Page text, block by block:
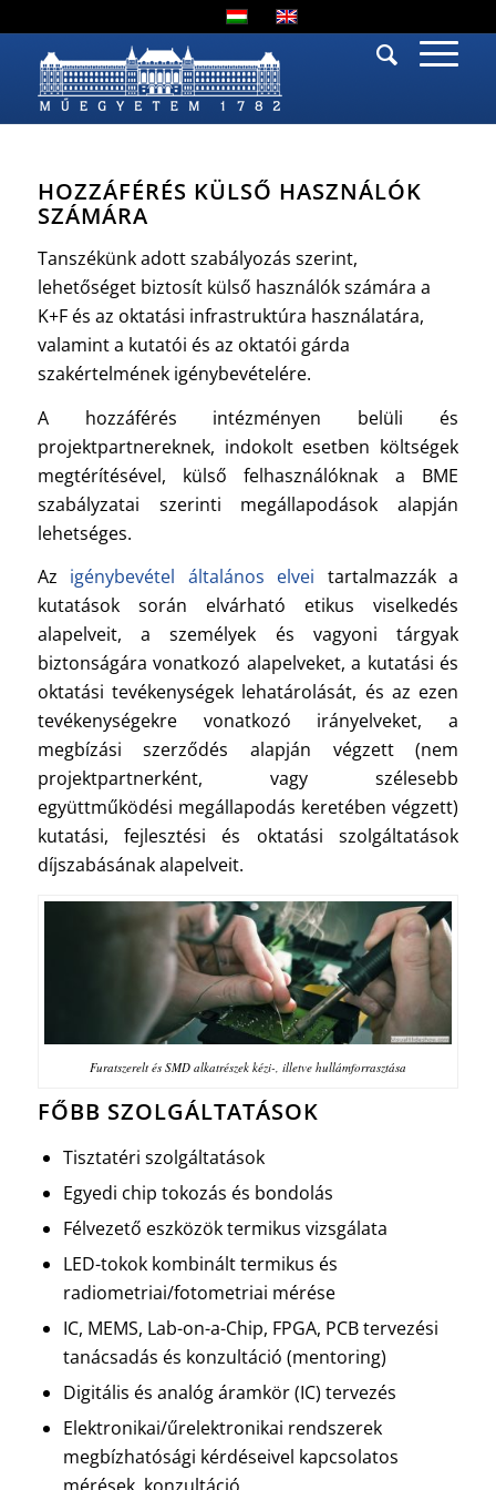
HOZZÁFÉRÉS KÜLSŐ HASZNÁLÓK
SZÁMÁRA
Tanszékünk adott szabályozás szerint,
lehetőséget biztosít külső használók számára a
K+F és az oktatási infrastruktúra használatára,
valamint a kutatói és az oktatói gárda
szakértelmének igénybevételére.
A hozzáférés intézményen belüli és
projektpartnereknek, indokolt esetben költségek
megtérítésével, külső felhasználóknak a BME
szabályzatai szerinti megállapodások alapján
lehetséges.
Az igénybevétel általános elvei tartalmazzák a
kutatások során elvárható etikus viselkedés
alapelveit, a személyek és vagyoni tárgyak
biztonságára vonatkozó alapelveket, a kutatási és
oktatási tevékenységek lehatárolását, és az ezen
tevékenységekre vonatkozó irányelveket, a
megbízási szerződés alapján végzett (nem
projektpartnerként, vagy szélesebb
együttműködési megállapodás keretében végzett)
kutatási, fejlesztési és oktatási szolgáltatások
díjszabásának alapelveit.
Furatszerelt és SMD alkatrészek kézi-, illetve hullámforrasztása
FŐBB SZOLGÁLTATÁSOK
Tisztatéri szolgáltatások
Egyedi chip tokozás és bondolás
Félvezető eszközök termikus vizsgálata
LED-tokok kombinált termikus és
radiometriai/fotometriai mérése
IC, MEMS, Lab-on-a-Chip, FPGA, PCB tervezési
tanácsadás és konzultáció (mentoring)
Digitális és analóg áramkör (IC) tervezés
Elektronikai/űrelektronikai rendszerek
megbízhatósági kérdéseivel kapcsolatos